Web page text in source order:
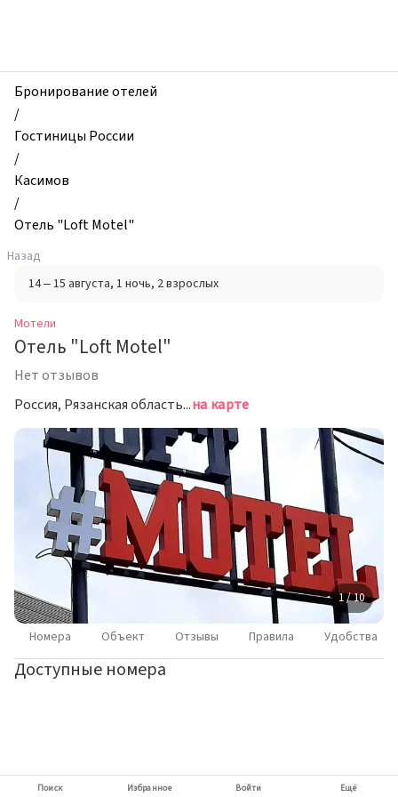
Отель
"Loft
Motel",
Касимов,
Россия
Бронирование отелей
/
Гостиницы России
/
Касимов
/
Отель "Loft Motel"
Назад
14 – 15 августа, 1 ночь, 2 взрослых
Мотели
Отель "Loft Motel"
Нет отзывов
Россия, Рязанская область, Касимов, Советская улица, 170на карте
1 / 10
Номера Объект Отзывы Правила Удобства
Доступные номера
Поиск Избранное Войти Ещё